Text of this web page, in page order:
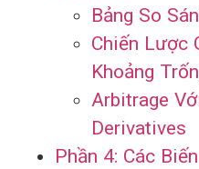
Bảng So
Chiến Lược
Khoảng
Arbitrage
Derivatives
Phần 4: Các